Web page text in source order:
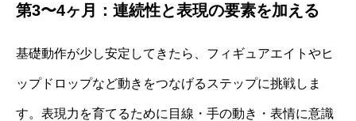
第3〜4ヶ月：連続性と表現の要素を加える
基礎動作が少し安定してきたら、フィギュアエイトやヒ
ップドロップなど動きをつなげるステップに挑戦しま
す。表現力を育てるために目線・手の動き・表情に意識